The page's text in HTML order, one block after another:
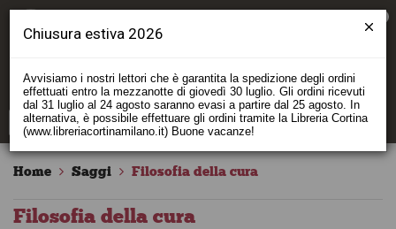
Home Saggi Filosofia della cura
Filosofia della cura
Chiusura estiva 2026
Avvisiamo i nostri lettori che è garantita la spedizione degli ordini
effettuati entro la mezzanotte di giovedì 30 luglio. Gli ordini ricevuti
dal 31 luglio al 24 agosto saranno evasi a partire dal 25 agosto. In
alternativa, è possibile effettuare gli ordini tramite la Libreria Cortina
(www.libreriacortinamilano.it) Buone vacanze!